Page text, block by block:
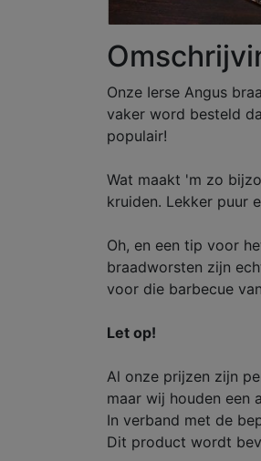
Onze Ierse Angus
vaker word besteld
populair!
Wat maakt 'm zo
kruiden. Lekker puur
Oh, en een tip voor
braadworsten zijn
voor die barbecue
Let op!
Al onze prijzen zijn
maar wij houden een
In verband met de
Dit product wordt